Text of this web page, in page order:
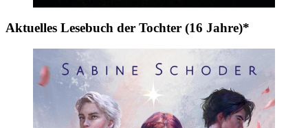
Aktuelles Lesebuch der Tochter (16 Jahre)*